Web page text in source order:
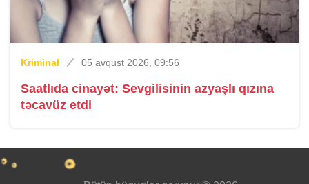
Kriminal 05 avqust 2026, 09:56
Saatlıda cinayət: Sevgilisinin azyaşlı qızına
təcavüz etdi